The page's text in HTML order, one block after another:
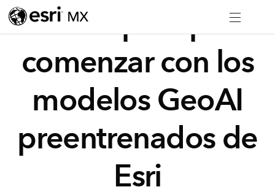
Guía rápida para
comenzar con los
modelos GeoAI
preentrenados de
Esri